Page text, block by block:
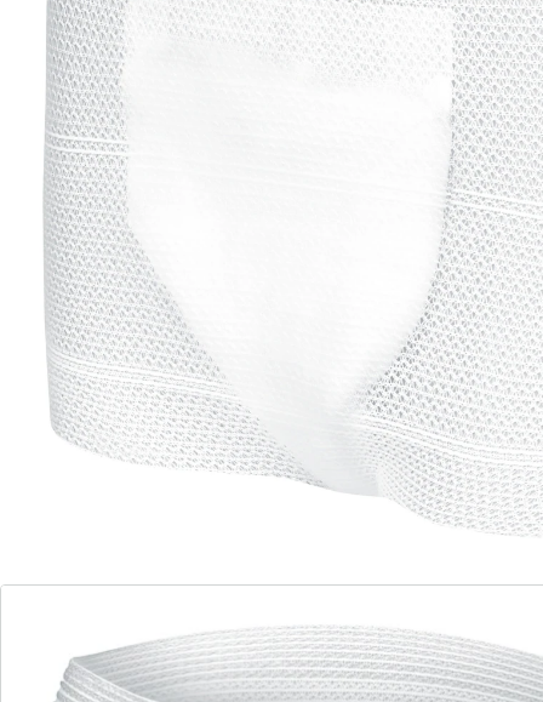
Leverbaar binnen 4-5 werkdagen
🤫Discrete levering
Een broek van eersteklas mesh zorgt ervoor dat je
inlegzolen goed passen.
stevige grip op je inlegzolen
minder huidirritatie
meer bewegingsvrijheid
voor vrouwen en mannen
nauwsluitend en discreet
hygiënische bescherming tegen lekken
Zachte, ondergoedachtige vezels en dubbel elastaan
verminderen het risico op huidirritaties. Ook geschikt
als bescherming na operatieve ingrepen. Tot 30x
herbruikbaar.